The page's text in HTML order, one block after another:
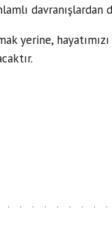
davranışlardan
yerine,